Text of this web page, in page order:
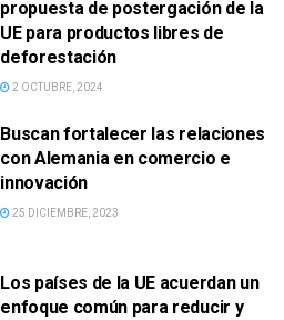
propuesta de postergación de la
UE para productos libres de
deforestación
2 OCTUBRE, 2024
Buscan fortalecer las relaciones
con Alemania en comercio e
innovación
25 DICIEMBRE, 2023
Los países de la UE acuerdan un
enfoque común para reducir y